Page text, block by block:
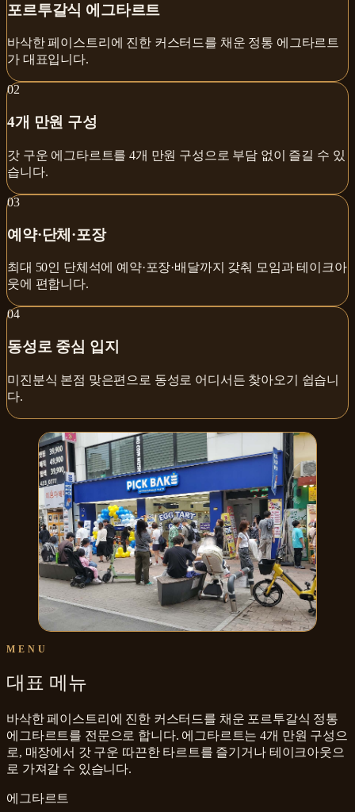
포르투갈식 에그타르트
바삭한 페이스트리에 진한 커스터드를 채운 정통 에그타르트
가 대표입니다.
02
4개 만원 구성
갓 구운 에그타르트를 4개 만원 구성으로 부담 없이 즐길 수 있
습니다.
03
예약·단체·포장
최대 50인 단체석에 예약·포장·배달까지 갖춰 모임과 테이크아
웃에 편합니다.
04
동성로 중심 입지
미진분식 본점 맞은편으로 동성로 어디서든 찾아오기 쉽습니
다.
MENU
대표 메뉴
바삭한 페이스트리에 진한 커스터드를 채운 포르투갈식 정통
에그타르트를 전문으로 합니다. 에그타르트는 4개 만원 구성으
로, 매장에서 갓 구운 따끈한 타르트를 즐기거나 테이크아웃으
로 가져갈 수 있습니다.
에그타르트